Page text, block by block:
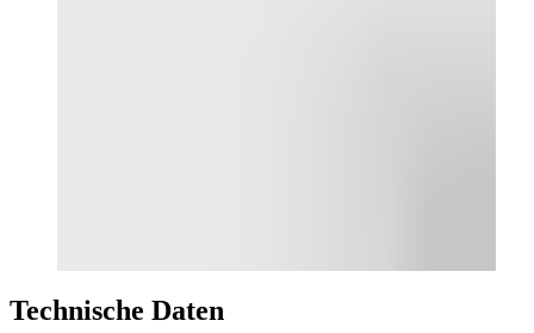
Technische Daten